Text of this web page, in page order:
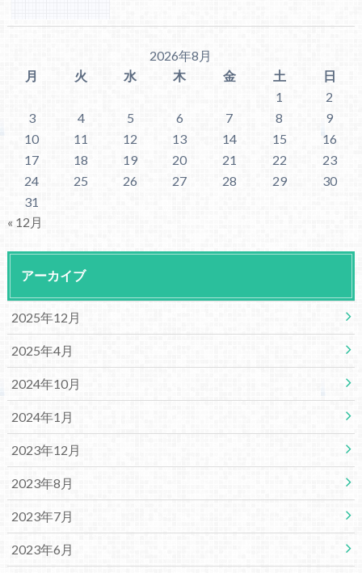
2026年8月
月
火 水 木 金 土
日
1
2
3
4 5 6 7 8
9
10
11 12 13 14 15
16
17
18 19 20 21 22
23
24
25 26 27 28 29
30
31
« 12月
アーカイブ
2025年12月
2025年4月
2024年10月
2024年1月
2023年12月
2023年8月
2023年7月
2023年6月